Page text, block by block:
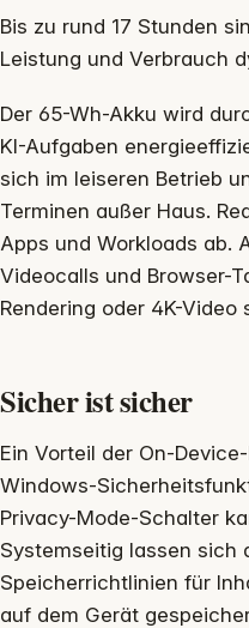
Bis zu rund 17 Stunden
Leistung und Verbrauch
Der 65-Wh-Akku wird
KI-Aufgaben
sich im leiseren Betrieb
Terminen außer Haus.
Apps und Workloads ab.
Videocalls und Browser-
Rendering oder 4K-
Sicher ist sicher
Ein Vorteil der On-
Windows-
Privacy-Mode-Schalter
Systemseitig lassen sich
Speicherrichtlinien für
auf dem Gerät